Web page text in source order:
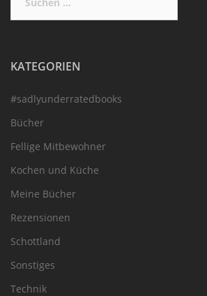
nach:
KATEGORIEN
#sadlyunderratedbooks
Bücher
Fellige Mitbewohner
Kochen und Küche
Meine Bücher
Rezensionen
Schottland
Sonstiges
Technik